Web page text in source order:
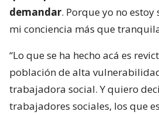
demandar. Porque yo no estoy
mi conciencia más que
“Lo que se ha hecho acá es
población de alta
trabajadora social. Y quiero
trabajadores sociales, los que